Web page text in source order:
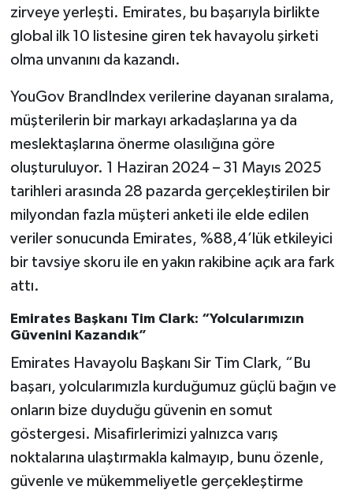
zirveye yerleşti. Emirates, bu başarıyla birlikte
global ilk 10 listesine giren tek havayolu şirketi
olma unvanını da kazandı.
YouGov BrandIndex verilerine dayanan sıralama,
müşterilerin bir markayı arkadaşlarına ya da
meslektaşlarına önerme olasılığına göre
oluşturuluyor. 1 Haziran 2024 – 31 Mayıs 2025
tarihleri arasında 28 pazarda gerçekleştirilen bir
milyondan fazla müşteri anketi ile elde edilen
veriler sonucunda Emirates, %88,4’lük etkileyici
bir tavsiye skoru ile en yakın rakibine açık ara fark
attı.
Emirates Başkanı Tim Clark: “Yolcularımızın
Güvenini Kazandık”
Emirates Havayolu Başkanı Sir Tim Clark, “Bu
başarı, yolcularımızla kurduğumuz güçlü bağın ve
onların bize duyduğu güvenin en somut
göstergesi. Misafirlerimizi yalnızca varış
noktalarına ulaştırmakla kalmayıp, bunu özenle,
güvenle ve mükemmeliyetle gerçekleştirme